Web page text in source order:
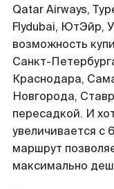
Qatar Airways,
Flydubai, ЮтЭйр,
возможность
Санкт-
Краснодара,
Новгорода,
пересадкой. И
увеличивается с
маршрут
максимально